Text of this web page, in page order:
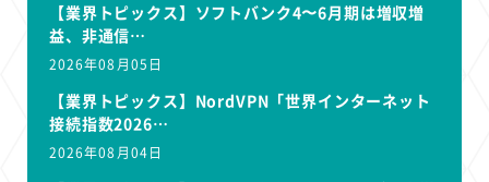
【業界トピックス】ソフトバンク4〜6月期は増収増
益、非通信…
2026年08月05日
【業界トピックス】NordVPN「世界インターネット
接続指数2026…
2026年08月04日